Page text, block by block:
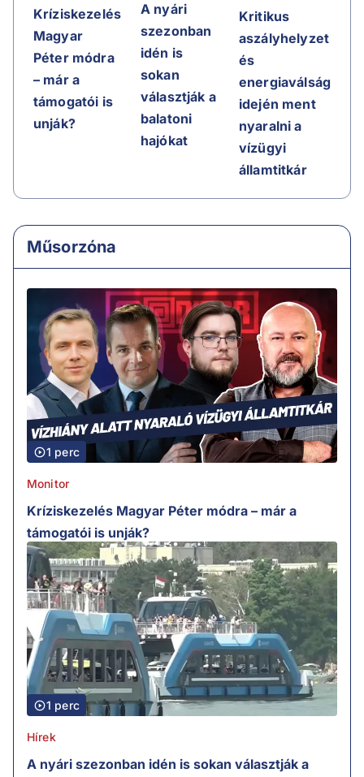
Kríziskezelés
Magyar
Péter módra
– már a
támogatói is
unják?
A nyári
szezonban
idén is
sokan
választják a
balatoni
hajókat
Kritikus
aszályhelyzet
és
energiaválság
idején ment
nyaralni a
vízügyi
államtitkár
Műsorzóna
1 perc
Monitor
Kríziskezelés Magyar Péter módra – már a
támogatói is unják?
1 perc
Hírek
A nyári szezonban idén is sokan választják a